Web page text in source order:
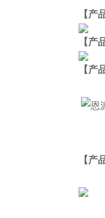
【产
【产
【产
【产